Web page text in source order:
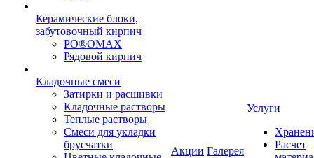
Керамические блоки,
забутовочный кирпич
PO®OMAX
Рядовой кирпич
Кладочные смеси
Затирки и расшивки
Кладочные растворы
Теплые растворы
Смеси для укладки
брусчатки
Акции Галерея
Услуги
Расчет